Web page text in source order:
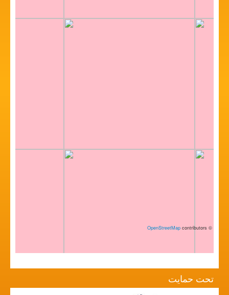
©
OpenStreetMap contributors
تحت حمایت